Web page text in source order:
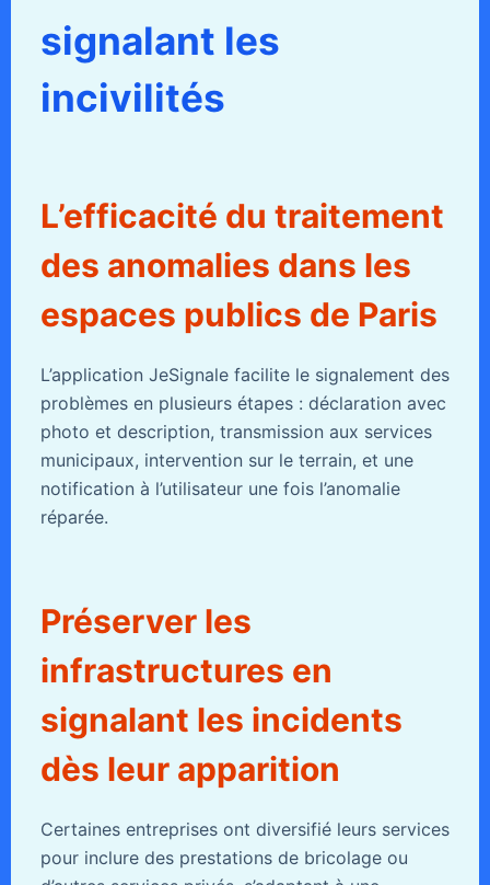
signalant les
incivilités
L’efficacité du traitement
des anomalies dans les
espaces publics de Paris
L’application JeSignale facilite le signalement des
problèmes en plusieurs étapes : déclaration avec
photo et description, transmission aux services
municipaux, intervention sur le terrain, et une
notification à l’utilisateur une fois l’anomalie
réparée.
Préserver les
infrastructures en
signalant les incidents
dès leur apparition
Certaines entreprises ont diversifié leurs services
pour inclure des prestations de bricolage ou